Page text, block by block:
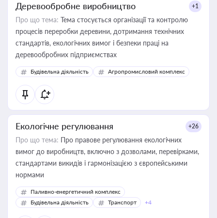
Деревообробне виробництво +1
Про що тема: Тема стосується організації та контролю
процесів переробки деревини, дотримання технічних
стандартів, екологічних вимог і безпеки праці на
деревообробних підприємствах
Будівельна діяльність Агропромисловий комплекс
Екологічне регулювання +26
Про що тема: Про правове регулювання екологічних
вимог до виробництв, включно з дозволами, перевірками,
стандартами викидів і гармонізацією з європейськими
нормами
Паливно-енергетичний комплекс
Будівельна діяльність
Транспорт +4